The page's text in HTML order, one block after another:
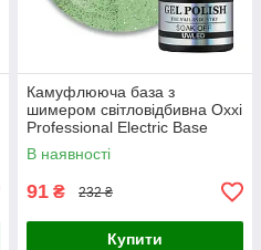
Камуфлююча база з
шимером світловідбивна Oxxi
Professional Electric Base
№06 салатово-зелений, 10
мл
В наявності
91 ₴ 232 ₴
Купити